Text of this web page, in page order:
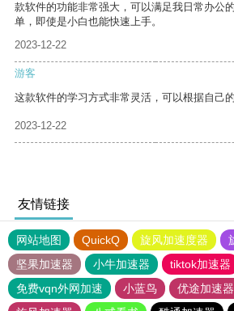
款软件的功能非常强大，可以满足我日常办公
单，即使是小白也能快速上手。
2023-12-22
游客
这款软件的学习方式非常灵活，可以根据自己
2023-12-22
友情链接
网站地图 QuickQ 旋风加速度器
坚果加速器
小牛加速器 tiktok加速器
免费vqn外网加速
小蓝鸟 优途加速